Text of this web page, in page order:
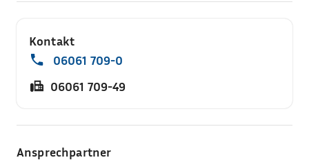
Kontakt
06061 709-0
06061 709-49
Ansprechpartner